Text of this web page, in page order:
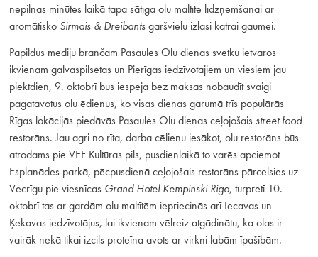
nepilnas minūtes laikā tapa sātīga olu maltīte līdzņemšanai ar
aromātisko Sirmais& Dreibants garšvielu izlasi katrai gaumei.
Papildus mediju brančam Pasaules Olu dienas svētku ietvaros
ikvienam galvaspilsētas un Pierīgas iedzīvotājiem un viesiem jau
piektdien, 9. oktobrī būs iespēja bez maksas nobaudīt svaigi
pagatavotus olu ēdienus, ko visas dienas garumā trīs populārās
Rīgas lokācijās piedāvās Pasaules Olu dienas ceļojošais street food
restorāns. Jau agri no rīta, darba cēlienu iesākot, olu restorāns būs
atrodams pie VEF Kultūras pils, pusdienlaikā to varēs apciemot
Esplanādes parkā, pēcpusdienā ceļojošais restorāns pārcelsies uz
Vecrīgu pie viesnīcas Grand Hotel Kempinski Riga, turpretī 10.
oktobrī tas ar gardām olu maltītēm iepriecinās arī Iecavas un
Ķekavas iedzīvotājus, lai ikvienam vēlreiz atgādinātu, ka olas ir
vairāk nekā tikai izcils proteīna avots ar virkni labām īpašībām.